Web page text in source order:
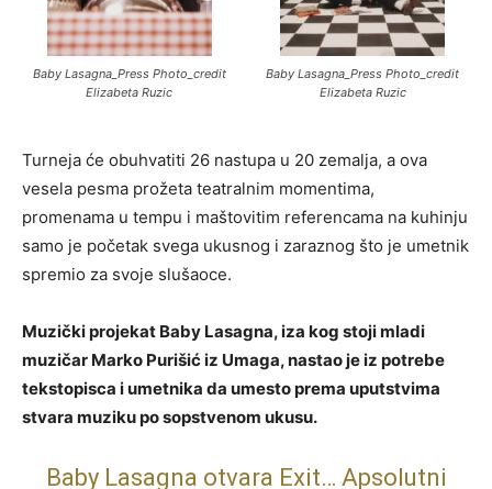
Baby Lasagna_Press Photo_credit
Elizabeta Ruzic
Baby Lasagna_Press Photo_credit
Elizabeta Ruzic
Turneja će obuhvatiti 26 nastupa u 20 zemalja, a ova
vesela pesma prožeta teatralnim momentima,
promenama u tempu i maštovitim referencama na kuhinju
samo je početak svega ukusnog i zaraznog što je umetnik
spremio za svoje slušaoce.
Muzički projekat Baby Lasagna, iza kog stoji mladi
muzičar Marko Purišić iz Umaga, nastao je iz potrebe
tekstopisca i umetnika da umesto prema uputstvima
stvara muziku po sopstvenom ukusu.
Baby Lasagna otvara Exit… Apsolutni